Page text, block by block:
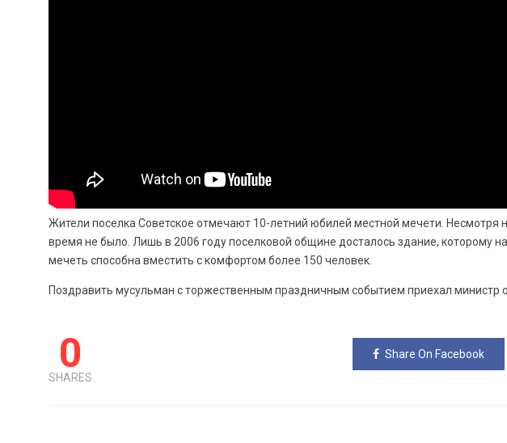
Жители поселка Советское отмечают 10-летний юбилей местной мечети. Несмотря
время не было. Лишь в 2006 году поселковой общине досталось здание, которому
мечеть способна вместить с комфортом более 150 человек.
Поздравить мусульман с торжественным праздничным событием приехал министр
0
SHARES
Share On Facebook